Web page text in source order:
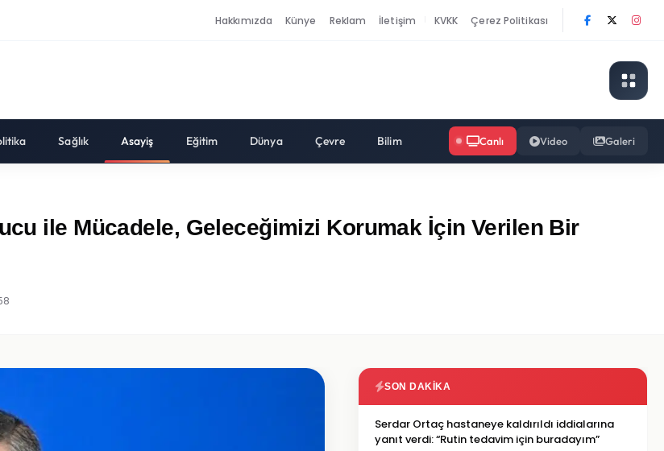
Hakkımızda Künye Reklam İletişim KVKK Çerez Politikası
Sağlık Asayiş Eğitim Dünya Çevre Bilim Canlı Video Galeri
ile Mücadele, Geleceğimizi Korumak İçin Verilen Bir
SON DAKIKA
Serdar Ortaç hastaneye kaldırıldı iddialarına
yanıt verdi: “Rutin tedavim için buradayım”